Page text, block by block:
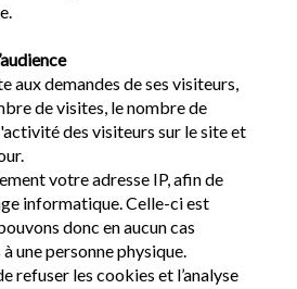
aux demandes de ses visiteurs,
de visites, le nombre de
des visiteurs sur le site et
votre adresse IP, afin de
informatique. Celle-ci est
donc en aucun cas
une personne physique.
refuser les cookies et l’analyse